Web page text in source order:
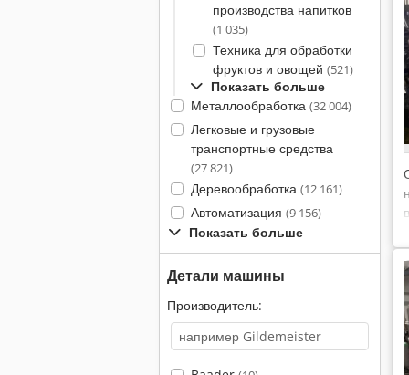
производства напитков
(1 035)
Техника для обработки
фруктов и овощей (521)
Показать больше
Металлообработка (32 004)
Легковые и грузовые
транспортные средства
(27 821)
Деревообработка (12 161)
Автоматизация (9 156)
Показать больше
Детали машины
Производитель: